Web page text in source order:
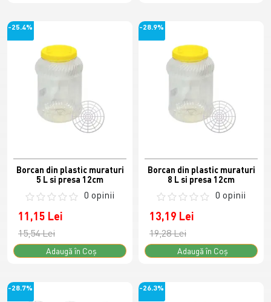
-25.4%
Borcan din plastic muraturi
5 L si presa 12cm
0 opinii
11,15 Lei
15,54 Lei
Adaugă în Coş
-28.9%
Borcan din plastic muraturi
8 L si presa 12cm
0 opinii
13,19 Lei
19,28 Lei
Adaugă în Coş
-28.7% -26.3%